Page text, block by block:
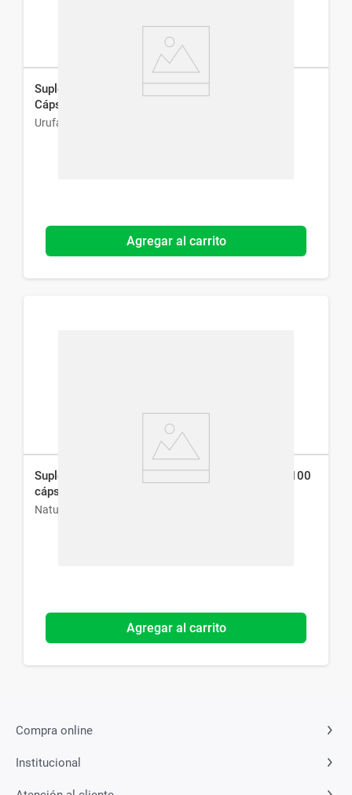
Suplemento Dietario Chiacaps Omega 3 x 30
Cápsulas Blandas
Urufarma
Agregar al carrito
Suplemento Dietario Natures Bounty Garlic Oil x 100
cáps
Natures Bounty
Agregar al carrito
Compra online
Institucional